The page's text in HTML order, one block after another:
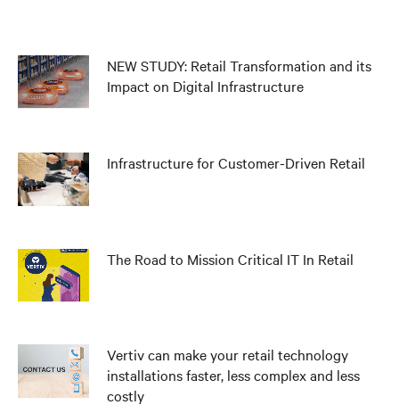
NEW STUDY: Retail Transformation and its
Impact on Digital Infrastructure
Infrastructure for Customer-Driven Retail
The Road to Mission Critical IT In Retail
Vertiv can make your retail technology
installations faster, less complex and less
costly